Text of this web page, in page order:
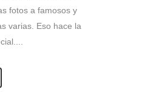
fotos a famosos y
varias. Eso hace la